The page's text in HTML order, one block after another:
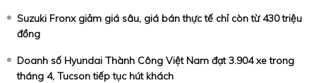
Suzuki Fronx giảm giá sâu, giá bán thực tế chỉ còn từ 430 triệu
đồng
Doanh số Hyundai Thành Công Việt Nam đạt 3.904 xe trong
tháng 4, Tucson tiếp tục hút khách